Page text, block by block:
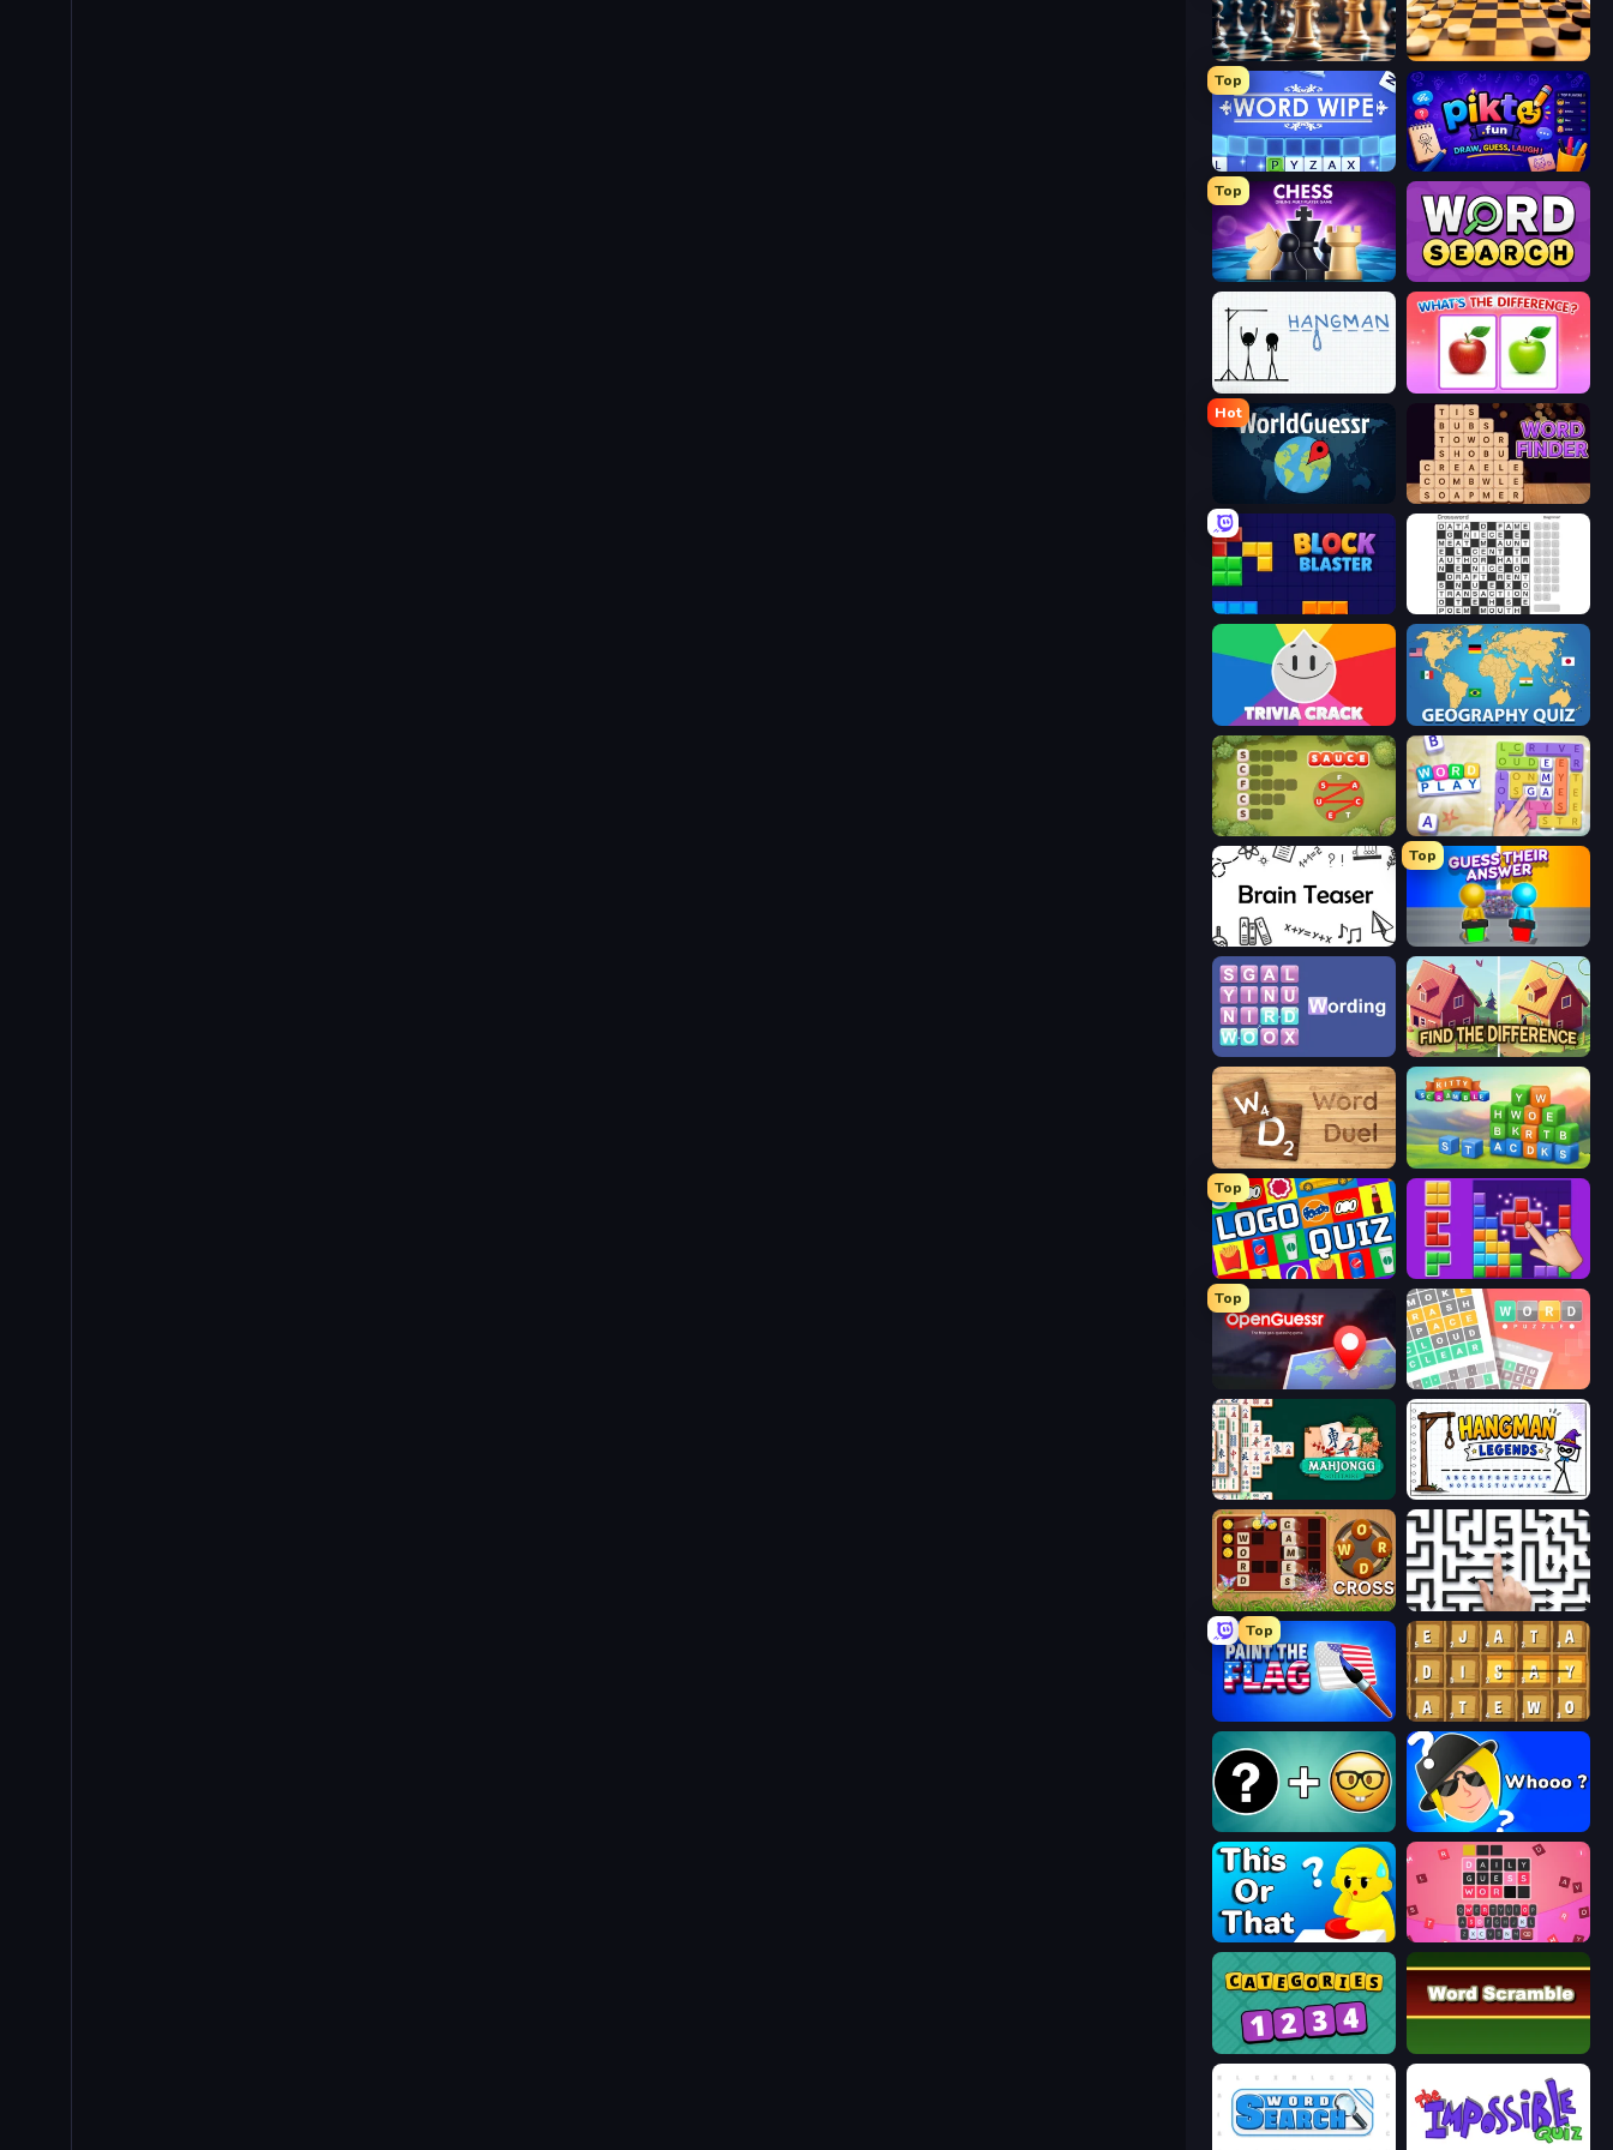
Chess Free English Checkers Free
Top
Word Wipe Pikto.fun
Top
Chess Online Multiplayer Daily Word Search
Hangman What's The Difference?
Hot
WorldGuessr Free GeoGuessr Word Finder
ブロックブラスト Crossword
Trivia Crack Geography Quiz: Flags and Capitals
Crocword Word Play
Brain Teaser
Top
Guess Their Answer
Wording Find The Difference
Word Duel Kitty Scramble: Word Stacks
Top
Logo Quiz: Game World Trivia BlockBuster Puzzle
Top
OpenGuessr - Geo Guessing Wordler
Mahjongg Solitaire Hangman Legends
Word Cross Arrow Escape: Puzzle
Top
Paint the Flag Waffle Words
Whooo?
ToT or Trivia Wordling
Categories